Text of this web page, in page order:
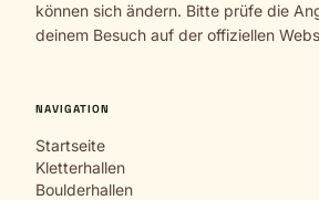
können sich ändern. Bitte prüfe die
deinem Besuch auf der offiziellen
NAVIGATION
Startseite
Kletterhallen
Boulderhallen